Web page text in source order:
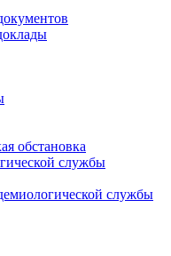
обстановка
службы
службы